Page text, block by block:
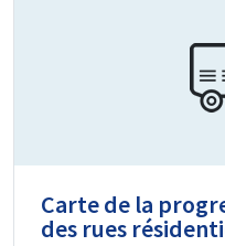
Carte de la
des rues